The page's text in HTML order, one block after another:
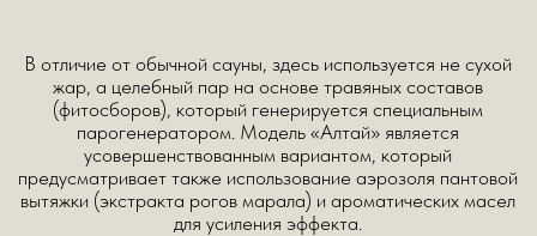
Курс процедур в кедровой бочке оказывает
комплексное благотворное воздействие на
организм: